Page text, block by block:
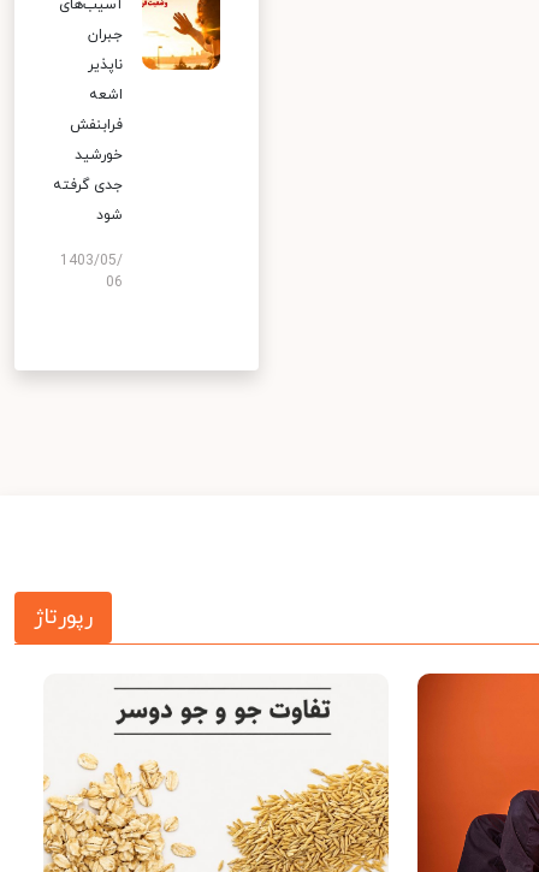
آسیب‌های
جبران
ناپذیر
اشعه
فرابنفش
خورشید
جدی گرفته
شود
1403/05/
06
رپورتاژ